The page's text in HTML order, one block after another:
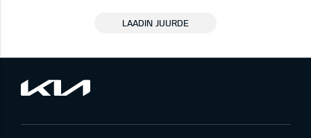
LAADIN JUURDE